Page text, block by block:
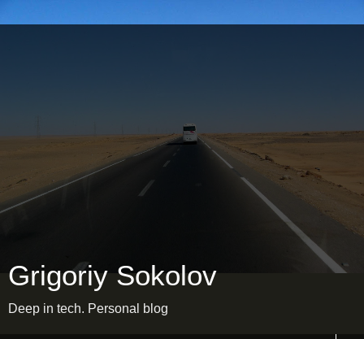
Grigoriy Sokolov
Deep in tech. Personal blog